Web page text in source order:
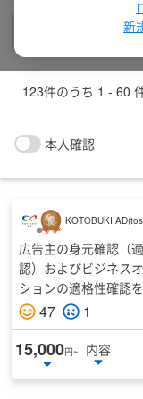
Bing
その他
ランサーズ チョイ
予算
123件のうち 1 - 60
本人確認
KOTOBUKI AD(
広告主の身元確認（
認）およびビジネス
ションの適格性確認
す 47 1
15,000円~
内容
新